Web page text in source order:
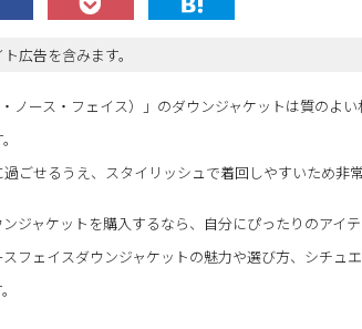
広告を含みます。
・ノース・フェイス）」のダウンジャケットは質の
ごせるうえ、スタイリッシュで着回しやすいため非常
ジャケットを購入するなら、自分にぴったりのアイ
フェイスダウンジャケットの魅力や選び方、シチュ